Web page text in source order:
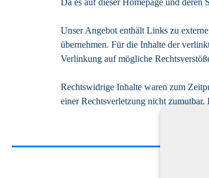
Da es auf dieser Homepage und
Unser Angebot enthält Links zu
übernehmen. Für die Inhalte der
Verlinkung auf mögliche
Rechtswidrige Inhalte waren zum
einer Rechtsverletzung nicht